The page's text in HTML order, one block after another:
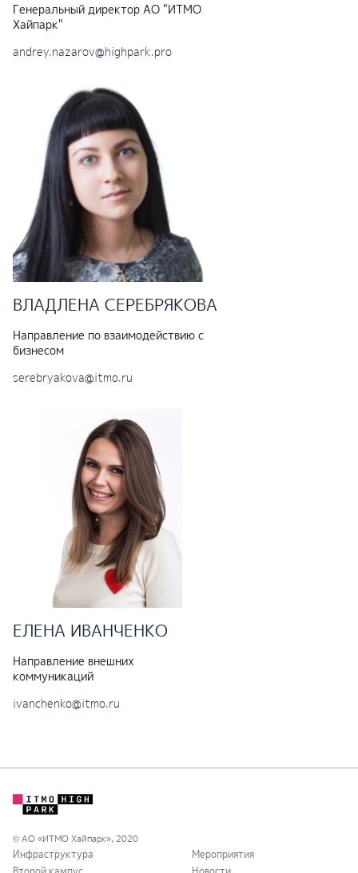
Генеральный директор АО "ИТМО
Хайпарк"
andrey.nazarov@highpark.pro
ВЛАДЛЕНА СЕРЕБРЯКОВА
Направление по взаимодействию с
бизнесом
serebryakova@itmo.ru
ЕЛЕНА ИВАНЧЕНКО
Направление внешних
коммуникаций
ivanchenko@itmo.ru
© АО «ИТМО Хайпарк», 2020
Инфраструктура
Мероприятия